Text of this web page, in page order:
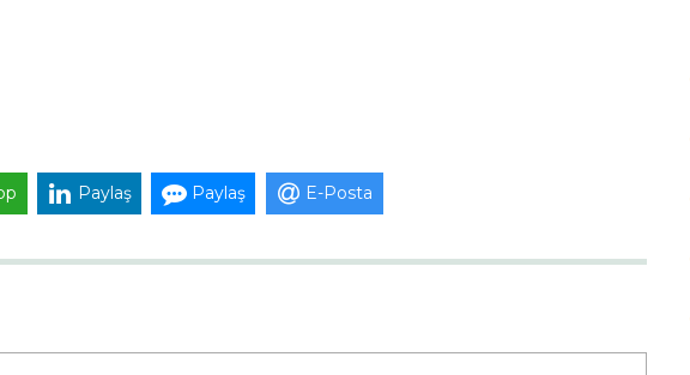
Paylaş Paylaş E-Posta